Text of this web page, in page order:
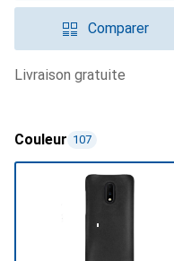
Comparer
livraison gratuite
Couleur 107